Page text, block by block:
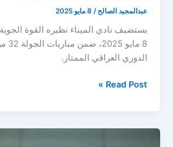
عبدالمجيد الصالح/ 8 مايو 2025
يستضيف نادي الميناء نظيره القوة
8
الدوري العراقي الممتاز.
مباراة
ضد
Read Post »